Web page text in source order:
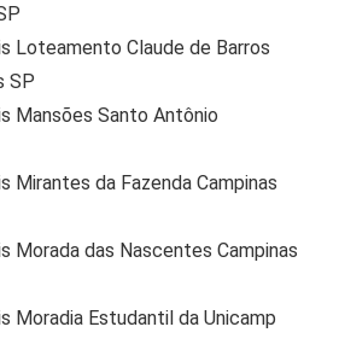
Loteamento Claude de Barros
SP
Mansões Santo Antônio
Mirantes da Fazenda Campinas
Morada das Nascentes Campinas
Moradia Estudantil da Unicamp